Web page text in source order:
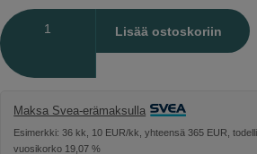
Lisää ostoskoriin
Maksa Svea-erämaksulla
Esimerkki: 36 kk, 10 EUR/kk, yhteensä 365 EUR,
vuosikorko 19,07 %